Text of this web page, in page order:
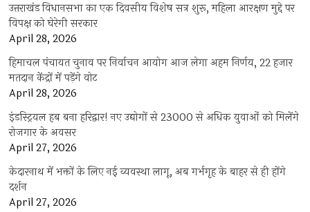
उत्तराखंड विधानसभा का एक दिवसीय विशेष सत्र शुरू, महिला आरक्षण मुद्दे पर
विपक्ष को घेरेगी सरकार
April 28, 2026
हिमाचल पंचायत चुनाव पर निर्वाचन आयोग आज लेगा अहम निर्णय, 22 हजार
मतदान केंद्रों में पड़ेंगे वोट
April 28, 2026
इंडस्ट्रियल हब बना हरिद्वार! नए उद्योगों से 23000 से अधिक युवाओं को मिलेंगे
रोजगार के अवसर
April 27, 2026
केदारनाथ में भक्तों के लिए नई व्यवस्था लागू, अब गर्भगृह के बाहर से ही होंगे
दर्शन
April 27, 2026